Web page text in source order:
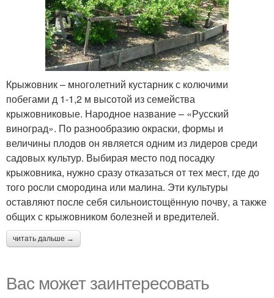
Крыжовник – многолетний кустарник с колючими
побегами д 1-1,2 м высотой из семейства
крыжовниковые. Народное название – «Русский
виноград». По разнообразию окраски, формы и
величины плодов он является одним из лидеров среди
садовых культур. Выбирая место под посадку
крыжовника, нужно сразу отказаться от тех мест, где до
того росли смородина или малина. Эти культуры
оставляют после себя сильноистощённую почву, а также
общих с крыжовником болезней и вредителей.
читать дальше →
Вас может заинтересовать